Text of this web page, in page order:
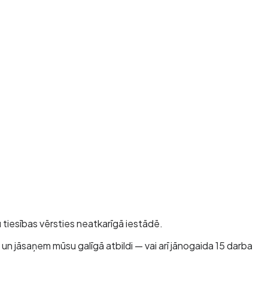
tiesības vērsties neatkarīgā iestādē.
jāsaņem mūsu galīgā atbildi — vai arī jānogaida 15 darba